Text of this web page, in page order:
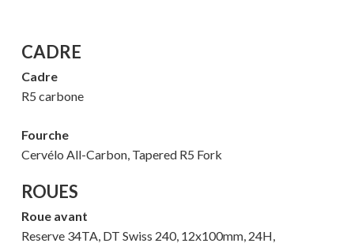
CADRE
Cadre
R5 carbone
Fourche
Cervélo All-Carbon, Tapered R5 Fork
ROUES
Roue avant
Reserve 34TA, DT Swiss 240, 12x100mm, 24H,